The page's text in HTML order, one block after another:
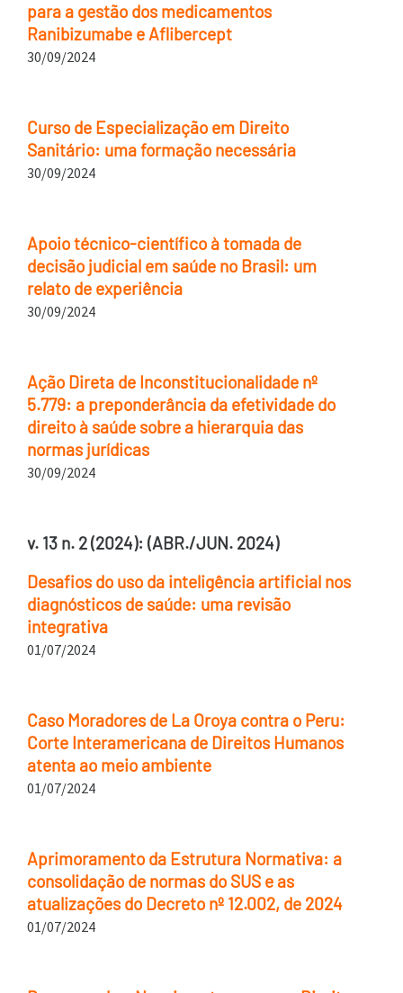
para a gestão dos medicamentos
Ranibizumabe e Aflibercept
30/09/2024
Curso de Especialização em Direito
Sanitário: uma formação necessária
30/09/2024
Apoio técnico-científico à tomada de
decisão judicial em saúde no Brasil: um
relato de experiência
30/09/2024
Ação Direta de Inconstitucionalidade nº
5.779: a preponderância da efetividade do
direito à saúde sobre a hierarquia das
normas jurídicas
30/09/2024
v. 13 n. 2 (2024): (ABR./JUN. 2024)
Desafios do uso da inteligência artificial nos
diagnósticos de saúde: uma revisão
integrativa
01/07/2024
Caso Moradores de La Oroya contra o Peru:
Corte Interamericana de Direitos Humanos
atenta ao meio ambiente
01/07/2024
Aprimoramento da Estrutura Normativa: a
consolidação de normas do SUS e as
atualizações do Decreto nº 12.002, de 2024
01/07/2024